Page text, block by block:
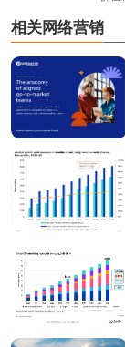
相关网络营销